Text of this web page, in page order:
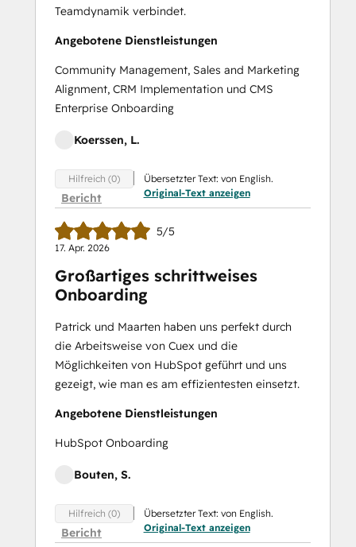
Teamdynamik verbindet.
Angebotene Dienstleistungen
Community Management, Sales and Marketing
Alignment, CRM Implementation und CMS
Enterprise Onboarding
Koerssen, L.
Hilfreich (0)
Bericht
Übersetzter Text: von English.
Original-Text anzeigen
5/5
17. Apr. 2026
Großartiges schrittweises
Onboarding
Patrick und Maarten haben uns perfekt durch
die Arbeitsweise von Cuex und die
Möglichkeiten von HubSpot geführt und uns
gezeigt, wie man es am effizientesten einsetzt.
Angebotene Dienstleistungen
HubSpot Onboarding
Bouten, S.
Hilfreich (0)
Bericht
Übersetzter Text: von English.
Original-Text anzeigen